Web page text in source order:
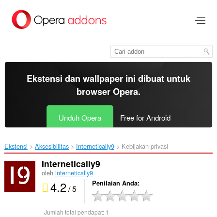
konten
Ekstensi dan wallpaper ini dibuat untuk
browser Opera.
Unduh Opera Free for Android
Ekstensi Aksesibilitas Internetically9‎ Kebijakan privasi
Internetically9
oleh internetically9
4.2/ 5 Penilaian Anda
Jumlah total pendapat: 1